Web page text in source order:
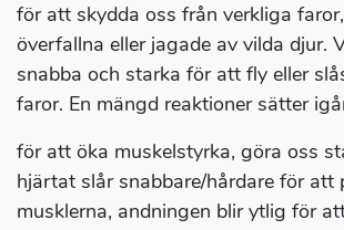
för att skydda oss från verkliga
överfallna eller jagade av vilda djur.
snabba och starka för att fly eller
faror. En mängd reaktioner sätter
för att öka muskelstyrka, göra oss
hjärtat slår snabbare/hårdare för att
musklerna, andningen blir ytlig för